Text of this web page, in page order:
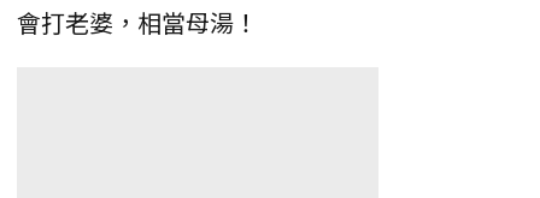
會打老婆，相當母湯！